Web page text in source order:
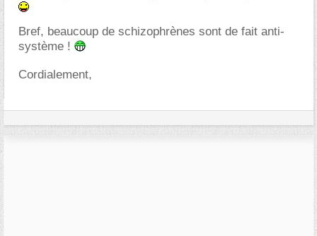
Bref, beaucoup de schizophrènes sont de fait anti-
système !
Cordialement,